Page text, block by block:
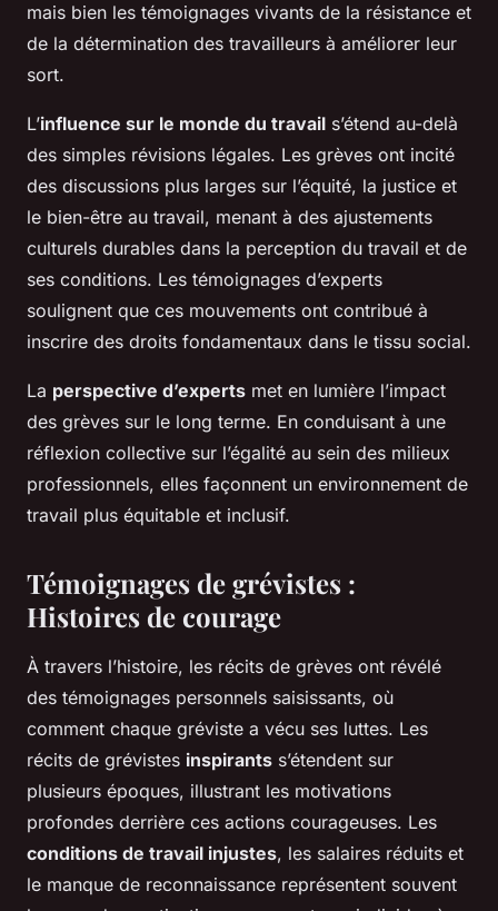
mais bien les témoignages vivants de la résistance et
de la détermination des travailleurs à améliorer leur
sort.
L’influence sur le monde du travail s’étend au-delà
des simples révisions légales. Les grèves ont incité
des discussions plus larges sur l’équité, la justice et
le bien-être au travail, menant à des ajustements
culturels durables dans la perception du travail et de
ses conditions. Les témoignages d’experts
soulignent que ces mouvements ont contribué à
inscrire des droits fondamentaux dans le tissu social.
La perspective d’experts met en lumière l’impact
des grèves sur le long terme. En conduisant à une
réflexion collective sur l’égalité au sein des milieux
professionnels, elles façonnent un environnement de
travail plus équitable et inclusif.
Témoignages de grévistes :
Histoires de courage
À travers l’histoire, les récits de grèves ont révélé
des témoignages personnels saisissants, où
comment chaque gréviste a vécu ses luttes. Les
récits de grévistes inspirants s’étendent sur
plusieurs époques, illustrant les motivations
profondes derrière ces actions courageuses. Les
conditions de travail injustes, les salaires réduits et
le manque de reconnaissance représentent souvent